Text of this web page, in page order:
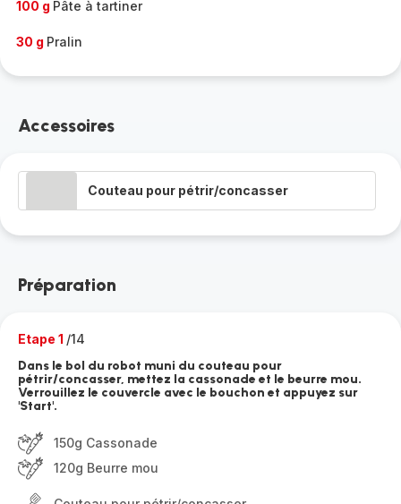
100 g Pâte à tartiner
30 g Pralin
Accessoires
Couteau pour pétrir/concasser
Préparation
Etape 1 /14
Dans le bol du robot muni du couteau pour
pétrir/concasser, mettez la cassonade et le beurre mou.
Verrouillez le couvercle avec le bouchon et appuyez sur
'Start'.
150g Cassonade
120g Beurre mou